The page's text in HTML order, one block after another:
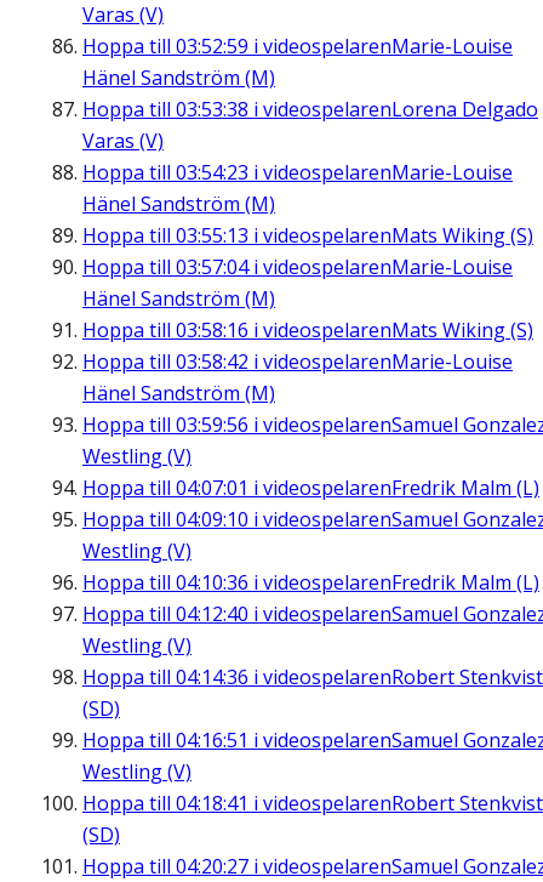
Varas (V)
Hoppa till 03:52:59 i videospelarenMarie-Louise
Hänel Sandström (M)
Hoppa till 03:53:38 i videospelarenLorena Delgado
Varas (V)
Hoppa till 03:54:23 i videospelarenMarie-Louise
Hänel Sandström (M)
Hoppa till 03:55:13 i videospelarenMats Wiking (S)
Hoppa till 03:57:04i videospelarenMarie-Louise
Hänel Sandström (M)
Hoppa till 03:58:16 i videospelarenMats Wiking (S)
Hoppa till 03:58:42 i videospelarenMarie-Louise
Hänel Sandström (M)
Hoppa till 03:59:56 i videospelarenSamuel
Westling (V)
Hoppa till 04:07:01 i videospelarenFredrik Malm (L)
Hoppa till 04:09:10 i videospelarenSamuel
Westling (V)
Hoppa till 04:10:36 i videospelarenFredrik Malm (L)
Hoppa till 04:12:40 i videospelarenSamuel
Westling (V)
Hoppa till 04:14:36 i videospelarenRobert Stenkvist
(SD)
Hoppa till 04:16:51 i videospelarenSamuel
Westling (V)
Hoppa till 04:18:41 i videospelarenRobert Stenkvist
(SD)
Hoppa till 04:20:27 i videospelarenSamuel